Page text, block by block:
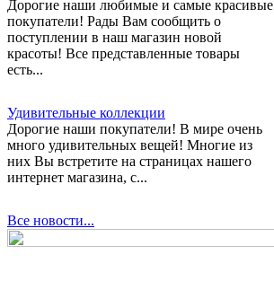
Дорогие наши любимые и самые красивые
покупатели! Рады Вам сообщить о
поступлении в наш магазин новой
красоты! Все представленные товары
есть...
Удивительные коллекции
Дорогие наши покупатели! В мире очень
много удивительных вещей! Многие из
них Вы встретите на страницах нашего
интернет магазина, с...
Все новости...